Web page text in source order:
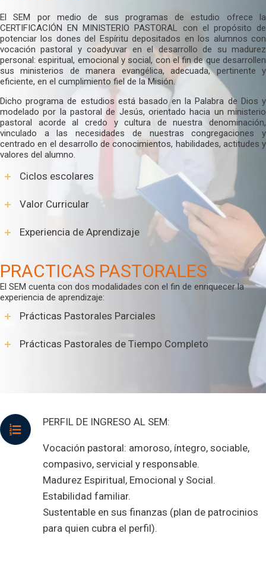
El SEM por medio de sus programas de estudio ofrece la
CERTIFICACIÓN EN MINISTERIO PASTORAL con el propósito de
potenciar los dones del Espíritu depositados en los alumnos con
vocación pastoral y coadyuvar en el desarrollo de su madurez
personal: espiritual, emocional y social, con el fin de que desarrollen
sus ministerios de manera evangélica, adecuada, pertinente y
eficiente, en el cumplimiento fiel de la Misión.
Dicho programa de estudios está basado en la Palabra de Dios y
modelado por la pastoral de Jesús, orientado hacia un ministerio
pastoral acorde al credo y cultura de nuestra denominación,
vinculado a las necesidades de nuestras congregaciones y
centrado en el desarrollo de conocimientos, habilidades, actitudes y
valores del alumno.
Ciclos escolares
Valor Curricular
Experiencia de Aprendizaje
PRACTICAS PASTORALES
El SEM cuenta con dos modalidades con el fin de enriquecer la
experiencia de aprendizaje:
Prácticas Pastorales Parciales
Prácticas Pastorales de Tiempo Completo
PERFIL DE INGRESO AL SEM:
Vocación pastoral: amoroso, íntegro, sociable,
compasivo, servicial y responsable.
Madurez Espiritual, Emocional y Social.
Estabilidad familiar.
Sustentable en sus finanzas (plan de patrocinios
para quien cubra el perfil).